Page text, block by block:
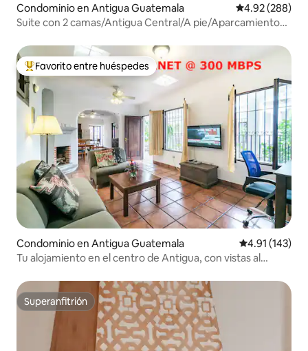
Condominio en Antigua Guatemala Calificación
4.92 (288)
Suite con 2 camas/Antigua Central/A pie/Aparcamiento
De los mejores en Favorito entre huéspedes
Favorito entre huéspedes
Condominio en Antigua Guatemala Calificación
4.91 (143)
Tu alojamiento en el centro de Antigua, con vistas al
Superanfitrión
Superanfitrión